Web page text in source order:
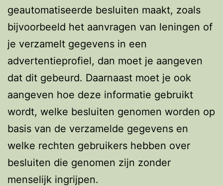
geautomatiseerde besluiten maakt, zoals
bijvoorbeeld het aanvragen van leningen of
je verzamelt gegevens in een
advertentieprofiel, dan moet je aangeven
dat dit gebeurd. Daarnaast moet je ook
aangeven hoe deze informatie gebruikt
wordt, welke besluiten genomen worden op
basis van de verzamelde gegevens en
welke rechten gebruikers hebben over
besluiten die genomen zijn zonder
menselijk ingrijpen.